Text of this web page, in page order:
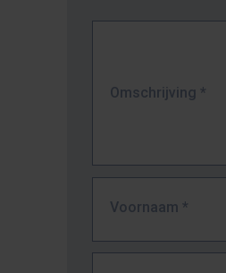
Omschrijving *
Voornaam *